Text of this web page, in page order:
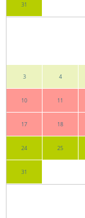
31
3 4
10 11
17 18
24 25
31